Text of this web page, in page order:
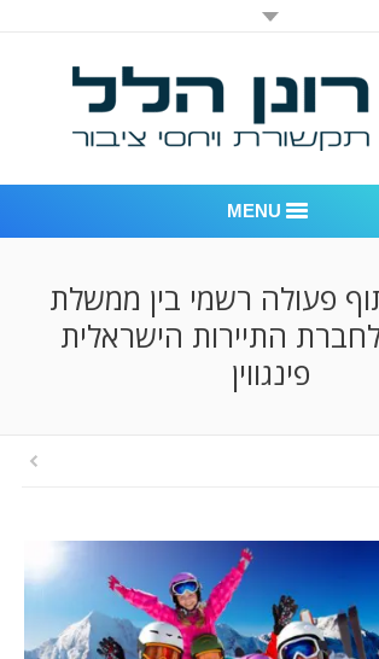
MENU
אודות החברה
דוגמאות לעבודות שביצענו
פעולה רשמי בין ממשלת
התיירות הישראלית
פינגווין